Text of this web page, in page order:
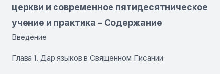
церкви и современное пятидесятническое
учение и практика – Содержание
Введение
Глава 1. Дар языков в Священном Писании